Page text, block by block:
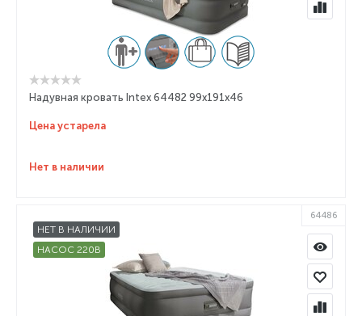
Надувная кровать Intex 64482 99x191x46
Цена устарела
Нет в наличии
НЕТ В НАЛИЧИИ
НАСОС 220В
64486